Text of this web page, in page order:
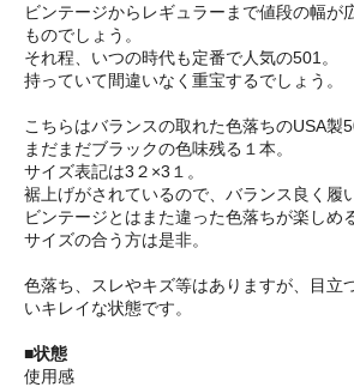
ビンテージからレギュラーまで値段の幅が
ものでしょう。
それ程、いつの時代も定番で人気の501。
持っていて間違いなく重宝するでしょう。
こちらはバランスの取れた色落ちのUSA製
まだまだブラックの色味残る１本。
サイズ表記は3２×3１。
裾上げがされているので、バランス良く履
ビンテージとはまた違った色落ちが楽しめ
サイズの合う方は是非。
色落ち、スレやキズ等はありますが、目立
いキレイな状態です。
■状態
使用感